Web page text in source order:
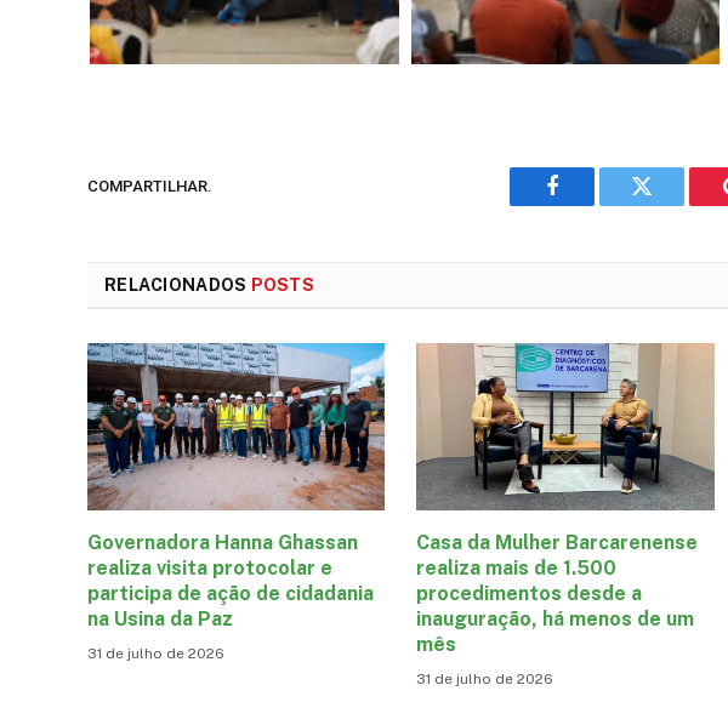
COMPARTILHAR.
Facebook Twitter
RELACIONADOS POSTS
Governadora Hanna Ghassan
realiza visita protocolar e
participa de ação de cidadania
na Usina da Paz
31 de julho de 2026
Casa da Mulher Barcarenense
realiza mais de 1.500
procedimentos desde a
inauguração, há menos de um
mês
31 de julho de 2026